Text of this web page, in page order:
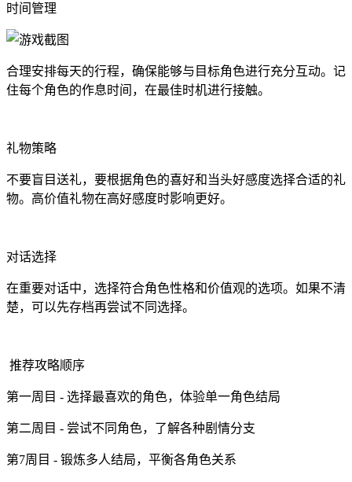
时间管理
合理安排每天的行程，确保能够与目标角色进行充分互动。记
住每个角色的作息时间，在最佳时机进行接触。
礼物策略
不要盲目送礼，要根据角色的喜好和当头好感度选择合适的礼
物。高价值礼物在高好感度时影响更好。
对话选择
在重要对话中，选择符合角色性格和价值观的选项。如果不清
楚，可以先存档再尝试不同选择。
推荐攻略顺序
第一周目 - 选择最喜欢的角色，体验单一角色结局
第二周目 - 尝试不同角色，了解各种剧情分支
第7周目 - 锻炼多人结局，平衡各角色关系